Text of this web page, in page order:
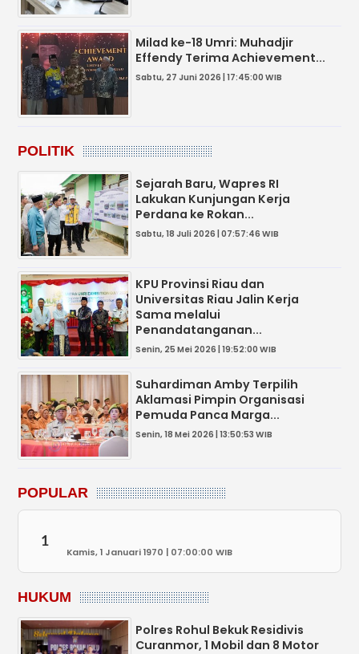
Milad ke-18 Umri: Muhadjir
Effendy Terima Achievement...
Sabtu, 27 Juni 2026 | 17:45:00 WIB
POLITIK
Sejarah Baru, Wapres RI
Lakukan Kunjungan Kerja
Perdana ke Rokan...
Sabtu, 18 Juli 2026 | 07:57:46 WIB
KPU Provinsi Riau dan
Universitas Riau Jalin Kerja
Sama melalui
Penandatanganan...
Senin, 25 Mei 2026 | 19:52:00 WIB
Suhardiman Amby Terpilih
Aklamasi Pimpin Organisasi
Pemuda Panca Marga...
Senin, 18 Mei 2026 | 13:50:53 WIB
POPULAR
1
Kamis, 1 Januari 1970 | 07:00:00 WIB
HUKUM
Polres Rohul Bekuk Residivis
Curanmor, 1 Mobil dan 8 Motor